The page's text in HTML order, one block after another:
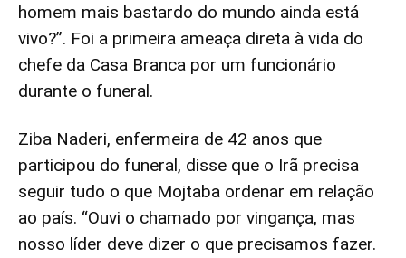
homem mais bastardo do mundo ainda está
vivo?”. Foi a primeira ameaça direta à vida do
chefe da Casa Branca por um funcionário
durante o funeral.
Ziba Naderi, enfermeira de 42 anos que
participou do funeral, disse que o Irã precisa
seguir tudo o que Mojtaba ordenar em relação
ao país. “Ouvi o chamado por vingança, mas
nosso líder deve dizer o que precisamos fazer.